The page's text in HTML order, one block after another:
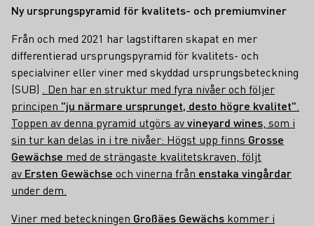
Ny ursprungspyramid för kvalitets- och premiumviner
Från och med 2021 har lagstiftaren skapat en mer
differentierad ursprungspyramid för kvalitets- och
specialviner eller viner med skyddad ursprungsbeteckning
(SUB)
. Den har en struktur med fyra nivåer och följer
principen "ju närmare ursprunget, desto högre kvalitet"
Toppen av denna pyramid utgörs avvineyard wines , som i
sin tur kan delas in i tre nivåer: Högst upp finns Grosse
Gewächse med de strängaste kvalitetskraven, följt
av Ersten Gewächse och vinerna från enstaka vingårdar
under dem.
Viner med beteckningen Großäes Gewächs kommer i